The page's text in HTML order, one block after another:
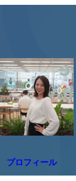
プロフィール